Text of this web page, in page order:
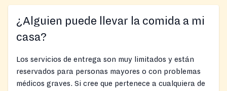
¿Alguien puede llevar la comida a mi
casa?
Los servicios de entrega son muy limitados y están
reservados para personas mayores o con problemas
médicos graves. Si cree que pertenece a cualquiera de